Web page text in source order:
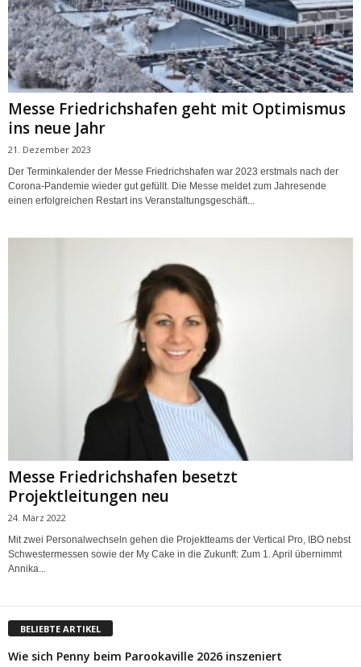
Messe Friedrichshafen geht mit Optimismus
ins neue Jahr
21. Dezember 2023
Der Terminkalender der Messe Friedrichshafen war 2023 erstmals nach der
Corona-Pandemie wieder gut gefüllt. Die Messe meldet zum Jahresende
einen erfolgreichen Restart ins Veranstaltungsgeschäft...
Messe Friedrichshafen besetzt
Projektleitungen neu
24. März 2022
Mit zwei Personalwechseln gehen die Projektteams der Vertical Pro, IBO nebst
Schwestermessen sowie der My Cake in die Zukunft: Zum 1. April übernimmt
Annika...
BELIEBTE ARTIKEL
Wie sich Penny beim Parookaville 2026 inszeniert